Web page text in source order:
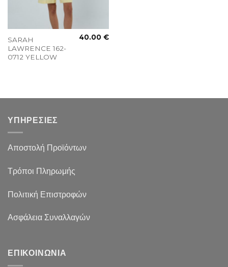
SARAH
LAWRENCE 162-
0712 YELLOW
40.00€
ΥΠΗΡΕΣΙΕΣ
Αποστολή Προϊόντων
Τρόποι Πληρωμής
Πολιτική Επιστροφών
Ασφάλεια Συναλλαγών
ΕΠΙΚΟΙΝΩΝΙΑ